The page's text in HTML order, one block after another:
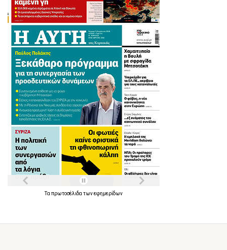
Τα πρωτοσέλιδα τωνεφημερίδων